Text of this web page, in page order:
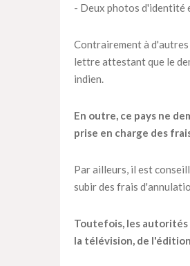
- Deux photos d'identité
Contrairement à
lettre attestant que le
indien.
En outre, ce pays ne
prise en charge des
Par ailleurs, il est
subir des frais
Toutefois, les autorités
la télévision, de